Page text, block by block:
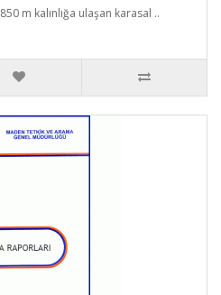
m kalınlığa ulaşan karasal ..